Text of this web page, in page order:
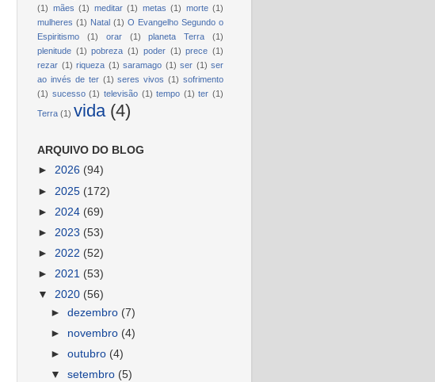
(1) mães (1) meditar (1) metas (1) morte (1)
mulheres (1) Natal (1) O Evangelho Segundo o
Espiritismo
(1) orar (1) planeta Terra
(1)
plenitude (1) pobreza (1) poder (1) prece (1)
rezar (1) riqueza (1) saramago (1) ser (1) ser
ao invés de ter (1) seres vivos (1) sofrimento
(1) sucesso (1) televisão (1) tempo (1) ter (1)
Terra (1) vida (4)
ARQUIVO DO BLOG
► 2026 (94)
► 2025 (172)
► 2024 (69)
► 2023 (53)
► 2022 (52)
► 2021 (53)
▼ 2020 (56)
►dezembro (7)
► novembro (4)
►outubro (4)
▼setembro (5)